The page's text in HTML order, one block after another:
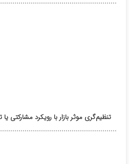
تنظیم‌گری موثر بازار با رویکرد مشارکتی یا